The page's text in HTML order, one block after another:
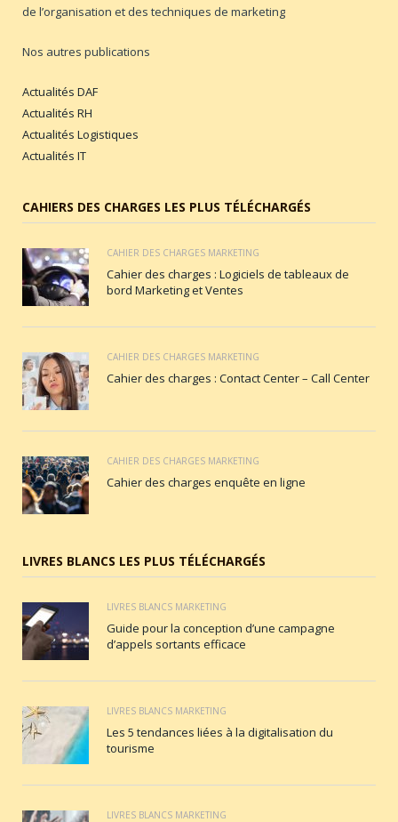
de l’organisation et des techniques de marketing
Nos autres publications
Actualités DAF
Actualités RH
Actualités Logistiques
Actualités IT
CAHIERS DES CHARGES LES PLUS TÉLÉCHARGÉS
CAHIER DES CHARGES MARKETING
Cahier des charges : Logiciels de tableaux de
bord Marketing et Ventes
CAHIER DES CHARGES MARKETING
Cahier des charges : Contact Center – Call Center
CAHIER DES CHARGES MARKETING
Cahier des charges enquête en ligne
LIVRES BLANCS LES PLUS TÉLÉCHARGÉS
LIVRES BLANCS MARKETING
Guide pour la conception d’une campagne
d’appels sortants efficace
LIVRES BLANCS MARKETING
Les 5 tendances liées à la digitalisation du
tourisme
LIVRES BLANCS MARKETING